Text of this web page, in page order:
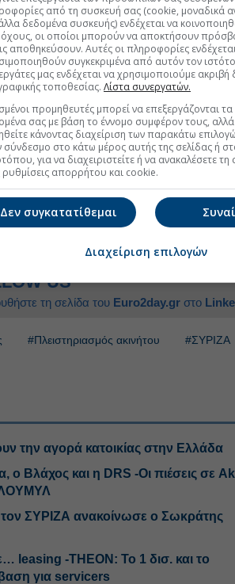
τηςοικονομικής κρίσηςπου χτύπησε
στα ΜΜΕ. Δυστυχώς, τα αποτελέσματα
με τοκλείσιμο εφημερίδωνήδη
των ακίνητων
έχουνπραγματική αδυναμία
Το διοικητικό συμβούλιο δηλώνει ότι
Κολοβού, προκειμένου να
στοGoogle Discover!
με την υπογραφη εγκυρότητας του
US
τη σελίδα του Euro2day.gr στο
#Πλειστηριασμός ακινήτου #ΣΥΡΙΖΑ
την αγορά κατοικίας στην Ελλάδα
Βλάχος και η DRS -Οι πιέσεις σε
ΣΥΡΙΖΑ ανακοίνωσε ο Σωκράτης
leasing -THEON: Το 1 δισ. και το
για servicers
από τη συσκευή σας (cookie, μοναδικά
δεδομένα συσκευής) ενδέχεται να
οι οποίοι μπορούν να αποκτήσουν
αποθηκεύσουν. Αυτές οι πληροφορίες
συγκεκριμένα από αυτόν τον
μας ενδέχεται να χρησιμοποιούμε ακριβή
τοποθεσίας. Λίστα συνεργατών.
προμηθευτές μπορεί να επεξεργάζονται
σας με βάση το έννομο συμφέρον τους,
κάνοντας διαχείριση των παρακάτω
σύνδεσμο στο κάτω μέρος αυτής της σελίδας ή
για να διαχειριστείτε ή να ανακαλέσετε
ρυθμίσεις απορρήτου και cookie.
Δεν συγκατατίθεμαι
Διαχείριση επιλογών